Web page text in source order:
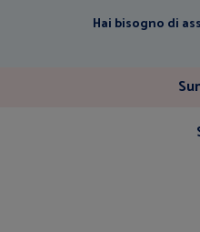
Hai bisogno di